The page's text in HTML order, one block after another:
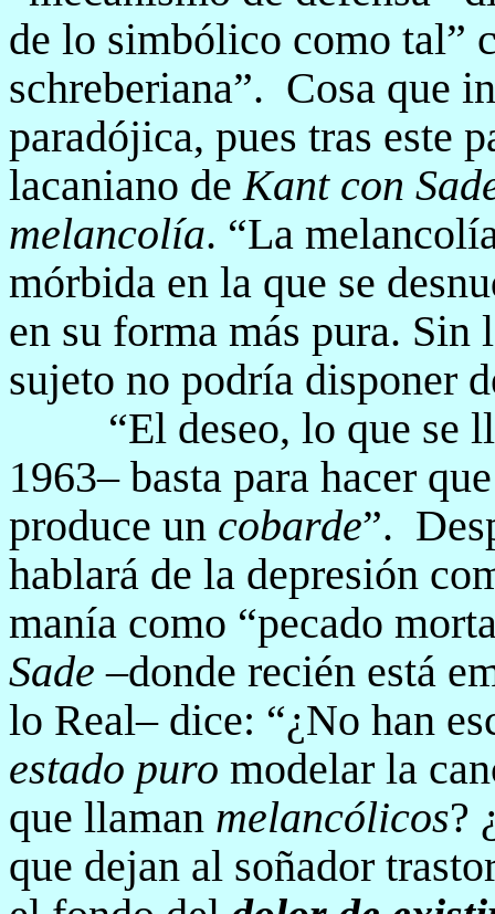
de lo simbólico como tal”
schreberiana”. Cosa que
paradójica, pues tras este
lacaniano de Kant con
melancolía. “La
mórbida en la que se
en su forma más pura. Sin
sujeto no podría disponer
“El deseo, lo que se
1963– basta para hacer
produce un cobarde”.
hablará de la depresión
manía como “pecado
Sade –donde recién está
lo Real– dice: “¿No han
estado puro modelar la
que llaman melancólicos?
que dejan al soñador